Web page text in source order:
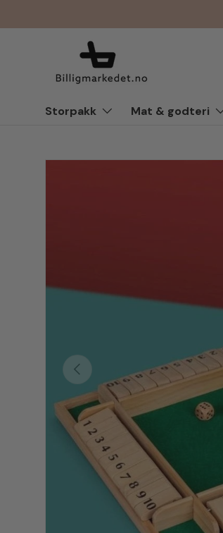
Hopp til innhold
Storpakk Mat & godteri
Forrige